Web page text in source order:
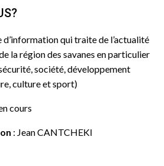
d’information qui traite de l’actualité
la région des savanes en particulier
société, développement
culture et sport)
cours
: Jean CANTCHEKI